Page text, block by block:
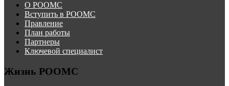
О РООМС
Вступить в РООМС
Правление
План работы
Партнеры
Ключевой специалист
Жизнь РООМС